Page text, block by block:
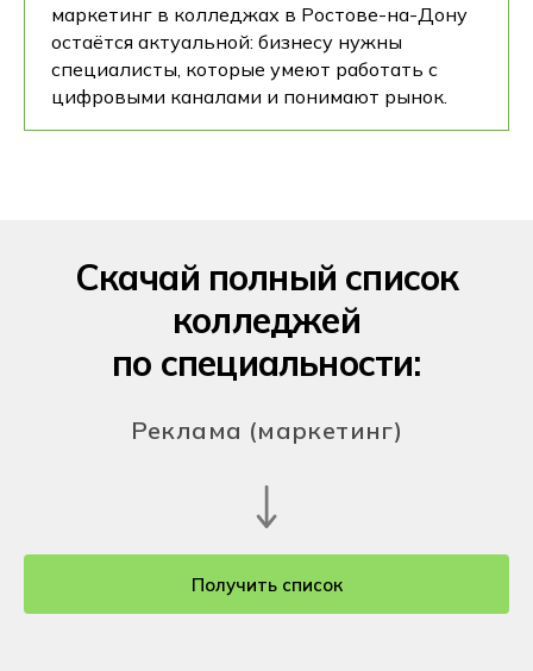
маркетинг в колледжах в Ростове-на-Дону
остаётся актуальной: бизнесу нужны
специалисты, которые умеют работать с
цифровыми каналами и понимают рынок.
Скачай полный список
колледжей
по специальности:
Реклама (маркетинг)
Получить список